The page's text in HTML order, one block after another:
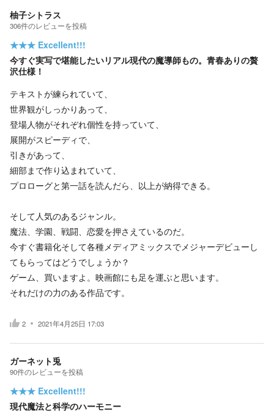
柚子シトラス
306件のレビューを投稿
★★★ Excellent!!!
今すぐ実写で堪能したいリアル現代の魔導師もの。青春ありの贅
沢仕様！
テキストが練られていて、
世界観がしっかりあって、
登場人物がそれぞれ個性を持っていて、
展開がスピーディで、
引きがあって、
細部まで作り込まれていて、
プロローグと第一話を読んだら、以上が納得できる。
そして人気のあるジャンル。
魔法、学園、戦闘、恋愛を押さえているのだ。
今すぐ書籍化そして各種メディアミックスでメジャーデビューし
てもらってはどうでしょうか？
ゲーム、買いますよ。映画館にも足を運ぶと思います。
それだけの力のある作品です。
2 2021年4月25日 17:03
ガーネット兎
90件のレビューを投稿
★★★ Excellent!!!
現代魔法と科学のハーモニー